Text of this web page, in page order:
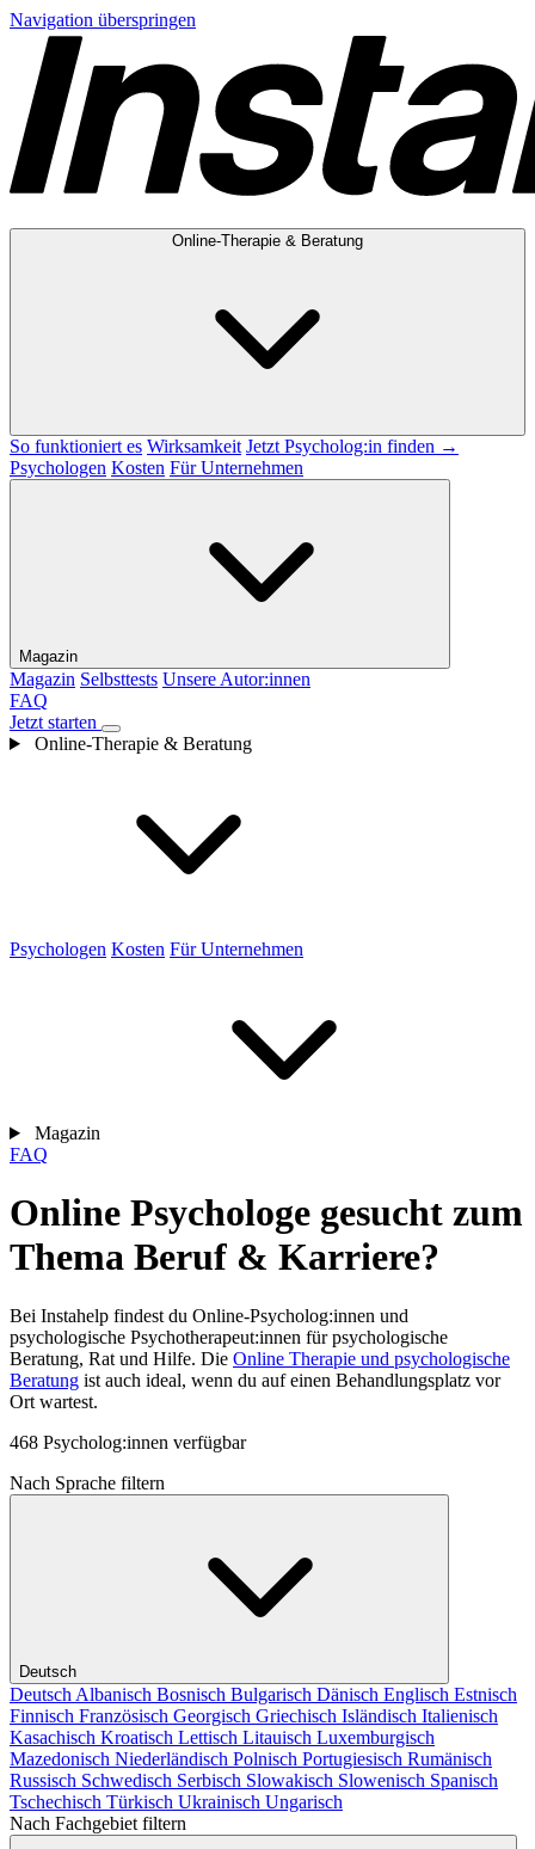
Navigation überspringen
Online-Therapie & Beratung
So funktioniert es Wirksamkeit Jetzt Psycholog:in finden →
Psychologen Kosten Für Unternehmen
Magazin
Magazin Selbsttests Unsere Autor:innen
FAQ
Jetzt starten
Online-Therapie & Beratung
Psychologen Kosten Für Unternehmen
Magazin
FAQ
Online Psychologe gesucht zum
Thema Beruf & Karriere?
Bei Instahelp findest du Online-Psycholog:innen und
psychologische Psychotherapeut:innen für psychologische
Beratung, Rat und Hilfe. Die Online Therapie und psychologische
Beratung ist auch ideal, wenn du auf einen Behandlungsplatz vor
Ort wartest.
468 Psycholog:innen verfügbar
Nach Sprache filtern
Deutsch
Deutsch Albanisch Bosnisch Bulgarisch Dänisch Englisch Estnisch
Finnisch Französisch Georgisch Griechisch Isländisch Italienisch
Kasachisch Kroatisch Lettisch Litauisch Luxemburgisch
Mazedonisch Niederländisch Polnisch Portugiesisch Rumänisch
Russisch Schwedisch Serbisch Slowakisch Slowenisch Spanisch
Tschechisch Türkisch Ukrainisch Ungarisch
Nach Fachgebiet filtern